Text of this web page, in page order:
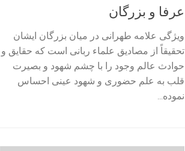
عرفا و بزرگان
ویژگی علامه طهرانی در میان بزرگان ایشان
تحقيقاً از مصاديق علماء ربانی است كه حقایق و
حوادث عالم وجود را با چشم شهود و بصيرت
قلب به علم حضورى و شهود عينى احساس
نموده...